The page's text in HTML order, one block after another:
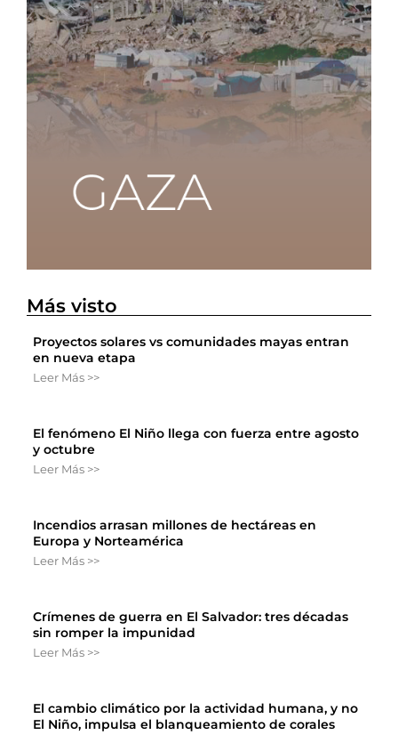
Más visto
Proyectos solares vs comunidades mayas entran
en nueva etapa
Leer Más >>
El fenómeno El Niño llega con fuerza entre agosto
y octubre
Leer Más >>
Incendios arrasan millones de hectáreas en
Europa y Norteamérica
Leer Más >>
Crímenes de guerra en El Salvador: tres décadas
sin romper la impunidad
Leer Más >>
El cambio climático por la actividad humana, y no
El Niño, impulsa el blanqueamiento de corales